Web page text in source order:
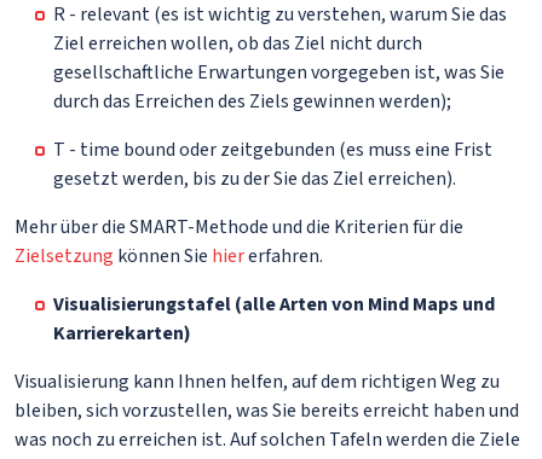
R - relevant (es ist wichtig zu verstehen, warum Sie das
Ziel erreichen wollen, ob das Ziel nicht durch
gesellschaftliche Erwartungen vorgegeben ist, was Sie
durch das Erreichen des Ziels gewinnen werden);
T - time bound oder zeitgebunden (es muss eine Frist
gesetzt werden, bis zu der Sie das Ziel erreichen).
Mehr über die SMART-Methode und die Kriterien für die
Zielsetzung können Sie hiererfahren.
Visualisierungstafel (alle Arten von Mind Maps und
Karrierekarten)
Visualisierung kann Ihnen helfen, auf dem richtigen Weg zu
bleiben, sich vorzustellen, was Sie bereits erreicht haben und
was noch zu erreichen ist. Auf solchen Tafeln werden die Ziele